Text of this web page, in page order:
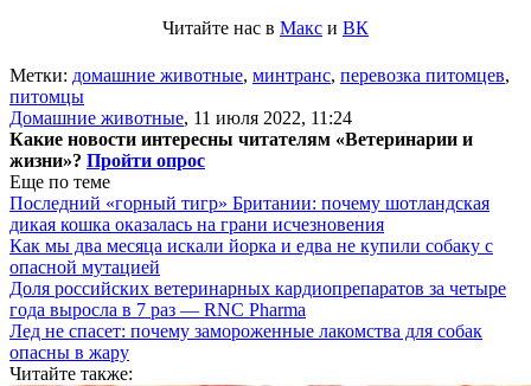
Читайте нас в Макс и ВК
Метки: домашние животные, минтранс, перевозка питомцев,
питомцы
Домашние животные, 11 июля 2022, 11:24
Какие новости интересны читателям «Ветеринарии и
жизни»? Пройти опрос
Еще по теме
Последний «горный тигр» Британии: почему шотландская
дикая кошка оказалась на грани исчезновения
Как мы два месяца искали йорка и едва не купили собаку с
опасной мутацией
Доля российских ветеринарных кардиопрепаратов за четыре
года выросла в 7 раз — RNC Pharma
Лед не спасет: почему замороженные лакомства для собак
опасны в жару
Читайте также: